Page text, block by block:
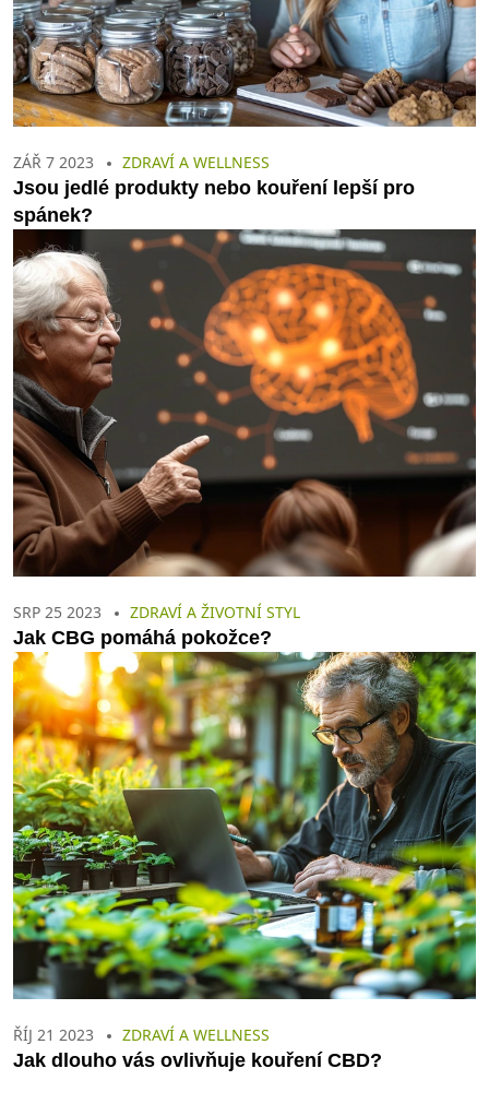
ZÁŘ 7 2023 ZDRAVÍ A WELLNESS
Jsou jedlé produkty nebo kouření lepší pro
spánek?
SRP 25 2023 ZDRAVÍ A ŽIVOTNÍ STYL
Jak CBG pomáhá pokožce?
ŘÍJ 21 2023 ZDRAVÍ A WELLNESS
Jak dlouho vás ovlivňuje kouření CBD?